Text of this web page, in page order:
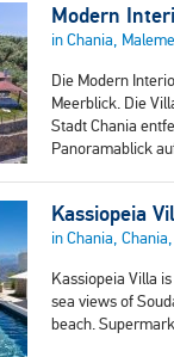
Modern
in Chania,
Die Modern
Meerblick. Die
Stadt Chania
Panoramablick
Kassiopeia
in Chania, Chania,
Kassiopeia Villa
sea views of
beach.